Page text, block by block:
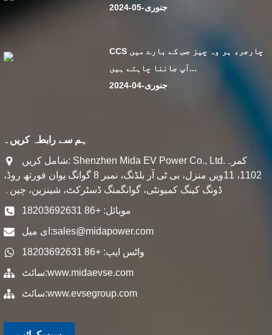
جنوری-05-2024
CCS چارجر، ہر وہ چیز جس کے بارے میں
آپ جاننا چاہتے ہیں...
جنوری-04-2024
ہم سے رابطہ کریں۔
شامل کریں: Shenzhen Mida EV Power Co., Ltd.کمرہ
1102، 11ویں منزل، بی ٹی آر بلڈنگ، نمبر 8 گوانگ یوان فورتھ روڈ،
ڈونگ کینگ کمیونٹی، گوانگمنگ ڈسٹرکٹ، شینزین، چین۔
موبائل: +86 18203692631
ای میل:sales@midapower.com
واٹس ایپ: +86 18203692631
سائٹ:www.midaevse.com
سائٹ:www.evsegroup.com